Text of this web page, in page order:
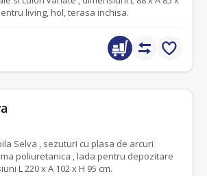
living, hol, terasa inchisa.
cu plasa de arcuri
, lada pentru depozitare
sub sezut, dimensiuni L 220 x A 102 x H 95 cm.